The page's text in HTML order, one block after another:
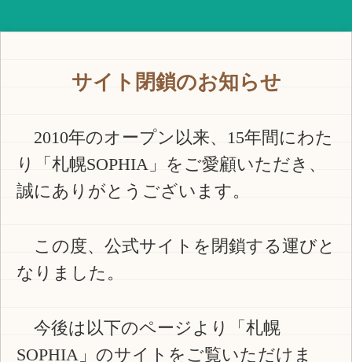
サイト閉鎖のお知らせ
2010年のオープン以来、15年間にわた
り「札幌SOPHIA」をご愛顧いただき、
誠にありがとうございます。
この度、公式サイトを閉鎖する運びと
なりました。
今後は以下のページより「札幌
SOPHIA」のサイトをご覧いただけま